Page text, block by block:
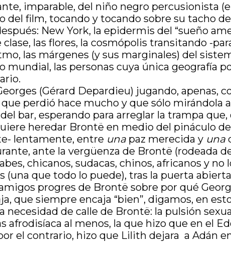
imparable, del niño negro percusionista
del film, tocando y tocando sobre su tacho
New York, la epidermis del “sueño
las flores, la cosmópolis transitando -
las márgenes (y sus marginales) del
las personas cuya única geografía
(Gérard Depardieu) jugando,
perdió hace mucho y que sólo mirándola
bar, esperando para arreglar la trampa
heredar Brontë en medio del pináculo
lentamente, entre una paz merecida y una
ante la vergüenza de Brontë (rodeada
chicanos, sudacas, chinos, africanos y
(una que todo lo puede), tras la puerta
progres de Brontë sobre por qué
que siempre encaja “bien”, digamos, en
necesidad de calle de Brontë: la pulsión
afrodisíaca al menos, la que hizo que en el
el contrario, hizo que Lilith dejara a Adán